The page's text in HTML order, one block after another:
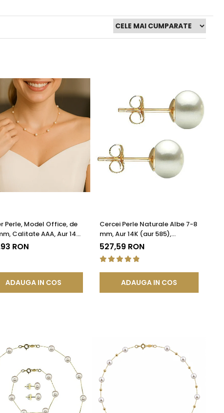
Perle, Model Office, de
Calitate AAA, Aur 14K
RON
ADAUGA IN COS
Cercei Perle Naturale Albe 7-8
mm, Aur 14K (aur 585),
Calitatea AAA | KASKADDA®
527,59 RON
ADAUGA IN COS